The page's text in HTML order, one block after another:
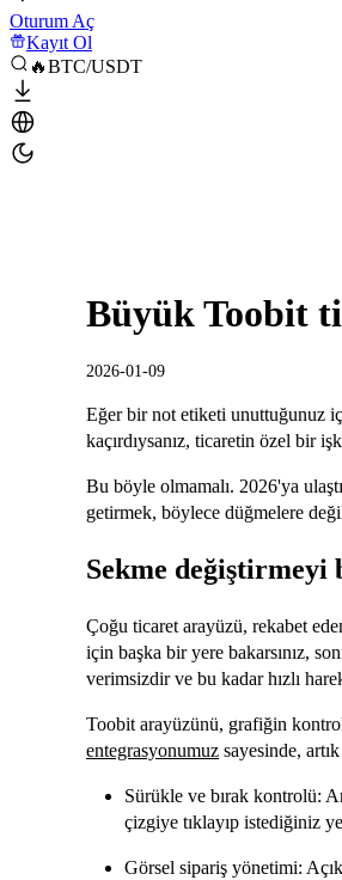
Oturum Aç
Kayıt Ol
🔥BTC/USDT
Büyük Toobit
2026-01-09
Eğer bir not etiketi unuttuğunuz
kaçırdıysanız, ticaretin özel bir
Bu böyle olmamalı. 2026'ya
getirmek, böylece düğmelere
Sekme değiştirmeyi
Çoğu ticaret arayüzü, rekabet
için başka bir yere bakarsınız,
verimsizdir ve bu kadar hızlı
Toobit arayüzünü, grafiğin
entegrasyonumuz sayesinde,
Sürükle ve bırak kontrolü:
çizgiye tıklayıp istediğiniz
Görsel sipariş yönetimi: